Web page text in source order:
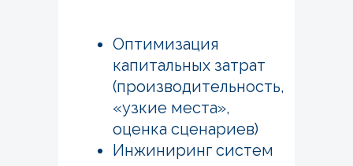
Оптимизация
капитальных затрат
(производительность,
«узкие места»,
оценка сценариев)
Инжиниринг систем